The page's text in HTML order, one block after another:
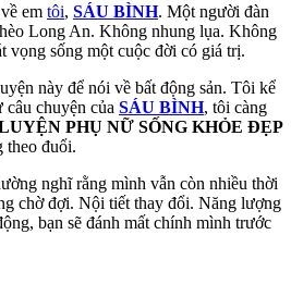
em tôi, SÁU BÌNH. Một người đàn
Long An. Không nhung lụa. Không
vọng sống một cuộc đời có giá trị.
này để nói về bất động sản. Tôi kể
chuyện của SÁU BÌNH, tôi càng
PHỤ NỮ SỐNG KHỎE ĐẸP
theo đuổi.
nghĩ rằng mình vẫn còn nhiều thời
chờ đợi. Nội tiết thay đổi. Năng lượng
bạn sẽ đánh mất chính mình trước